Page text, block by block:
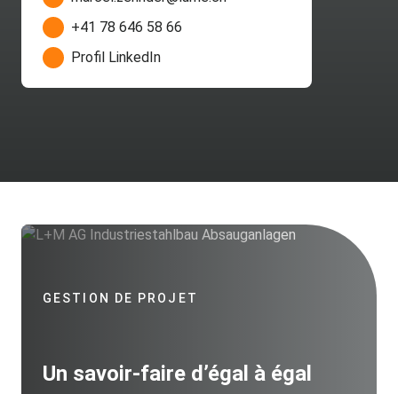
+41 78 646 58 66
Profil LinkedIn
GESTION DE PROJET
Un savoir-faire d’égal à égal